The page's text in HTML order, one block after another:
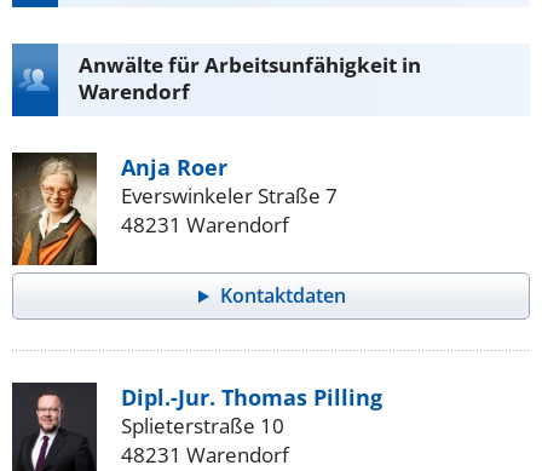
Anwälte für Arbeitsunfähigkeit in
Warendorf
Anja Roer
Everswinkeler Straße 7
48231 Warendorf
Kontaktdaten
Dipl.-Jur. Thomas Pilling
Splieterstraße 10
48231 Warendorf